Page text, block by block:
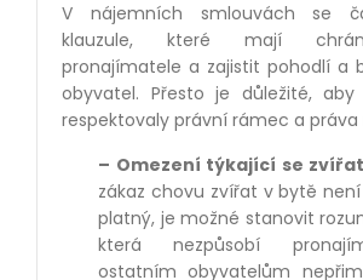
V nájemních smlouvách se
klauzule, které mají
pronajímatele a zajistit pohodlí a
obyvatel. Přesto je důležité,
respektovaly právní rámec a práva
– Omezení týkající se
zákaz chovu zvířat v bytě
platný, je možné stanovit
která nezpůsobí
ostatním obyvatelům